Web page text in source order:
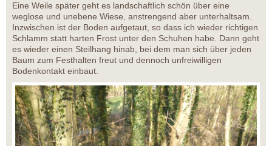
Eine Weile später geht es landschaftlich schön über eine
weglose und unebene Wiese, anstrengend aber unterhaltsam.
Inzwischen ist der Boden aufgetaut, so dass ich wieder richtigen
Schlamm statt harten Frost unter den Schuhen habe. Dann geht
es wieder einen Steilhang hinab, bei dem man sich über jeden
Baum zum Festhalten freut und dennoch unfreiwilligen
Bodenkontakt einbaut.